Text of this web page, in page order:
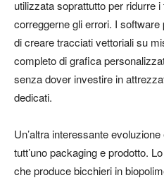
utilizzata soprattutto per ridurre
correggerne gli errori. I software
di creare tracciati vettoriali su
completo di grafica
senza dover investire in
dedicati.
Un’altra interessante
tutt’uno packaging e prodotto.
che produce bicchieri in